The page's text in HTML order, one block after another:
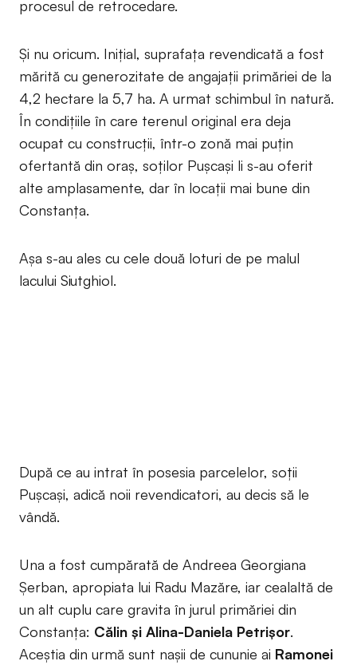
procesul de retrocedare.
Și nu oricum. Inițial, suprafața revendicată a fost
mărită cu generozitate de angajații primăriei de la
4,2 hectare la 5,7 ha. A urmat schimbul în natură.
În condițiile în care terenul original era deja
ocupat cu construcții, într-o zonă mai puțin
ofertantă din oraș, soților Pușcași li s-au oferit
alte amplasamente, dar în locații mai bune din
Constanța.
Așa s-au ales cu cele două loturi de pe malul
lacului Siutghiol.
După ce au intrat în posesia parcelelor, soții
Pușcași, adică noii revendicatori, au decis să le
vândă.
Una a fost cumpărată de Andreea Georgiana
Șerban, apropiata lui Radu Mazăre, iar cealaltă de
un alt cuplu care gravita în jurul primăriei din
Constanța: Călin și Alina-Daniela Petrișor.
Aceștia din urmă sunt nașii de cununie ai Ramonei